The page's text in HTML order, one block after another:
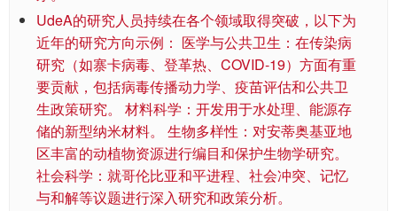
UdeA的研究人员持续在各个领域取得突破，以下为
近年的研究方向示例： 医学与公共卫生：在传染病
研究（如寨卡病毒、登革热、COVID-19）方面有重
要贡献，包括病毒传播动力学、疫苗评估和公共卫
生政策研究。 材料科学：开发用于水处理、能源存
储的新型纳米材料。 生物多样性：对安蒂奥基亚地
区丰富的动植物资源进行编目和保护生物学研究。
社会科学：就哥伦比亚和平进程、社会冲突、记忆
与和解等议题进行深入研究和政策分析。